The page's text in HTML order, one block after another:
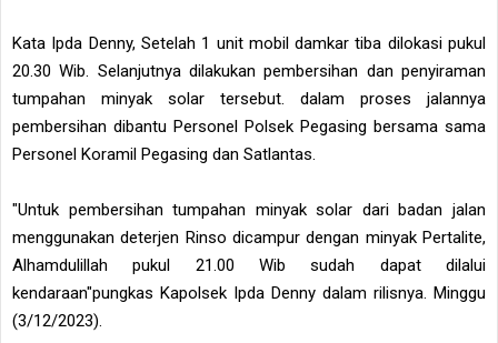
Kata Ipda Denny, Setelah 1 unit mobil damkar tiba dilokasi pukul
20.30 Wib. Selanjutnya dilakukan pembersihan dan penyiraman
tumpahan minyak solar tersebut. dalam proses jalannya
pembersihan dibantu Personel Polsek Pegasing bersama sama
Personel Koramil Pegasing dan Satlantas.
"Untuk pembersihan tumpahan minyak solar dari badan jalan
menggunakan deterjen Rinso dicampur dengan minyak Pertalite,
Alhamdulillah pukul 21.00 Wib sudah dapat dilalui
kendaraan"pungkas Kapolsek Ipda Denny dalam rilisnya. Minggu
(3/12/2023).